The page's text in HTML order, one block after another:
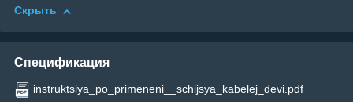
Скрыть
Спецификация
instruktsiya_po_primeneni__schijsya_kabelej_devi.pdf